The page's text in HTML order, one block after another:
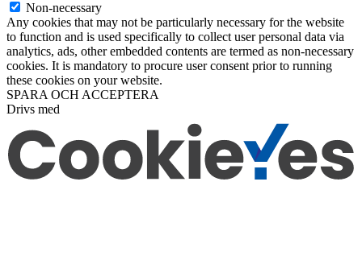
Non-necessary
Any cookies that may not be particularly necessary for the website
to function and is used specifically to collect user personal data via
analytics, ads, other embedded contents are termed as non-necessary
cookies. It is mandatory to procure user consent prior to running
these cookies on your website.
SPARA OCH ACCEPTERA
Drivs med